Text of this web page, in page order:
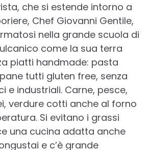
che si estende intorno a
Chef Giovanni Gentile,
nella grande scuola di
come la sua terra
piatti handmade: pasta
tutti gluten free, senza
e industriali. Carne, pesce,
verdure cotti anche al forno
Si evitano i grassi
una cucina adatta anche
e c’è grande